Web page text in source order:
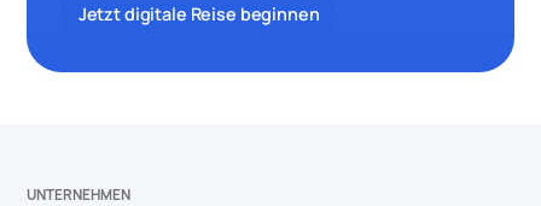
Jetzt digitale Reise beginnen
UNTERNEHMEN